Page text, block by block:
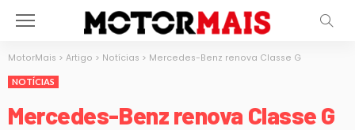
MotorMais > Artigo > Notícias > Mercedes-Benz renova Classe G
NOTÍCIAS
Mercedes-Benz renova Classe G